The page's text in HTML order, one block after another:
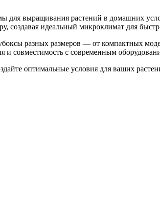
для выращивания растений в домашних
создавая идеальный микроклимат для
разных размеров — от компактных
и совместимость с современным
оптимальные условия для ваших